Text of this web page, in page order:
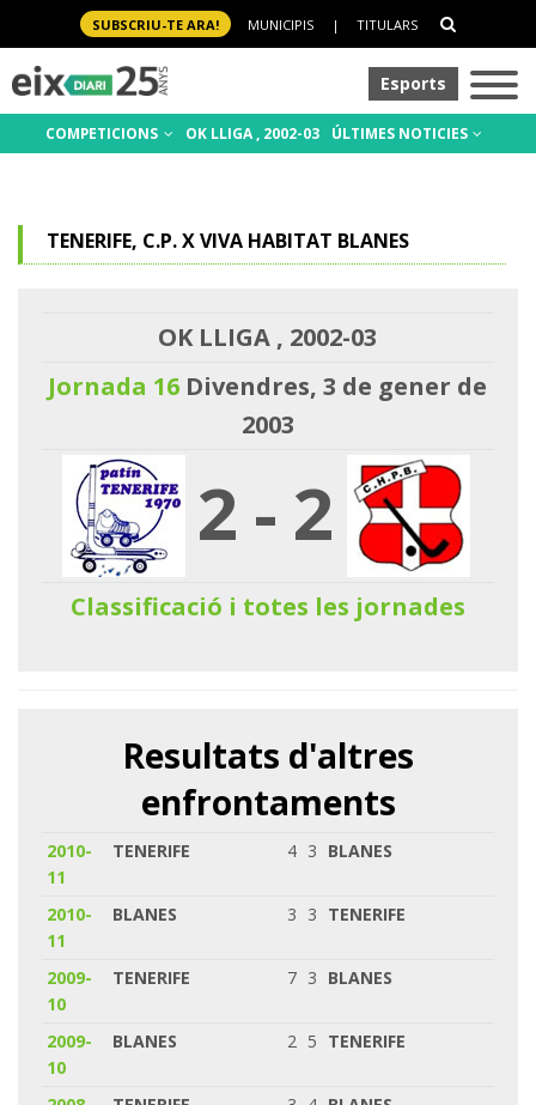
SUBSCRIU-TE ARA! MUNICIPIS | TITULARS
Esports
COMPETICIONS OK LLIGA , 2002-03 ÚLTIMES NOTICIES
TENERIFE, C.P. X VIVA HABITAT BLANES
OK LLIGA , 2002-03
Jornada 16 Divendres, 3 de gener de
2003
2 - 2
Classificació i totes les jornades
Resultats d'altres
enfrontaments
2010-
11
TENERIFE 4 3 BLANES
2010-
11
BLANES 3 3 TENERIFE
2009-
10
TENERIFE 7 3 BLANES
2009-
10
BLANES 2 5 TENERIFE